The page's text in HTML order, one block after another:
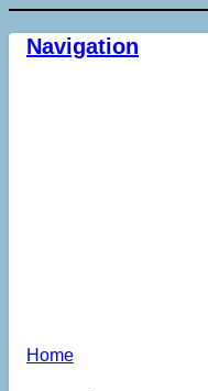
Navigation
Home